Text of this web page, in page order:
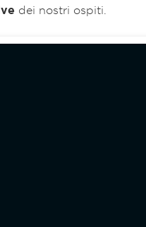
dei nostri ospiti.